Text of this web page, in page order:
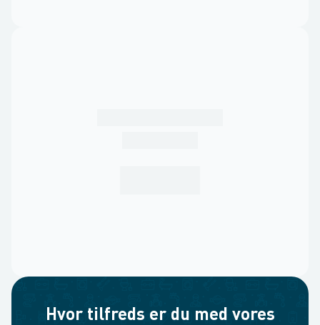
Hvor tilfreds er du med vores